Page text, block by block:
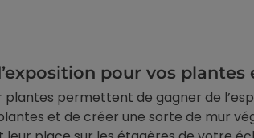
pour vos
plantes permettent de gagner de
et de créer une sorte de mur